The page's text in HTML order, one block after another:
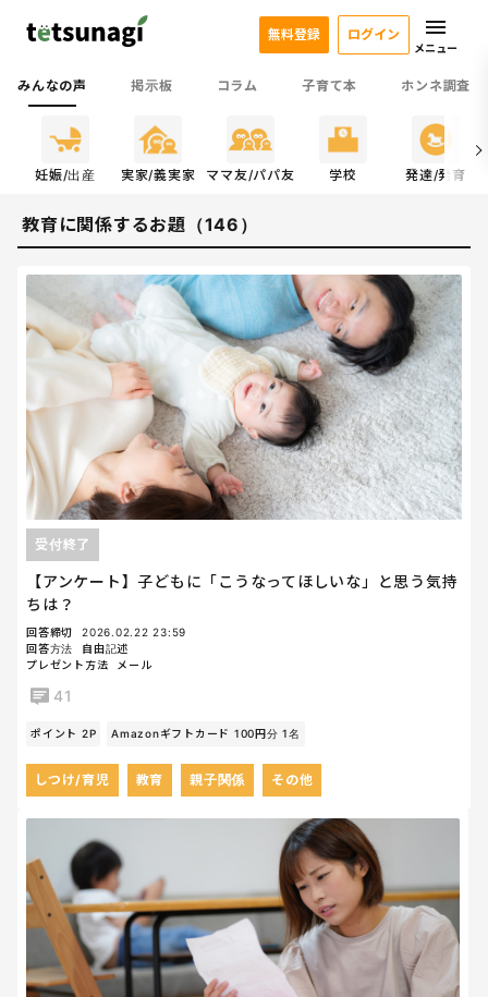
みんなの声 掲示板 コラム 子育て本 ホンネ調査
無料登録 ログイン
メニュー
妊娠/出産 実家/義実家 ママ友/パパ友 学校 発達/発育
教育に関係するお題（146）
【アンケート】子どもに「こうなってほしいな」と思う気持
ちは？
受付終了
回答締切
2026.02.22 23:59
回答方法
自由記述
プレゼント方法
メール
41
ポイント 2P Amazonギフトカード 100円分 1名
しつけ/育児 教育 親子関係 その他